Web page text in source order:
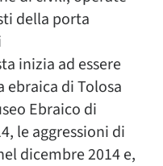
della porta
inizia ad essere
ebraica di Tolosa
Ebraico di
le aggressioni di
dicembre 2014 e,